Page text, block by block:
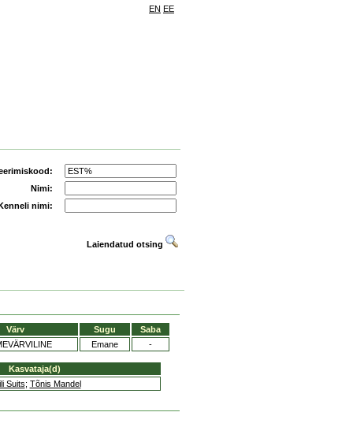
EN EE
Nimi:
nimi:
Laiendatud otsing
Värv Sugu
Saba
Emane -
Kasvataja(d)
Suits; Tõnis Mandel